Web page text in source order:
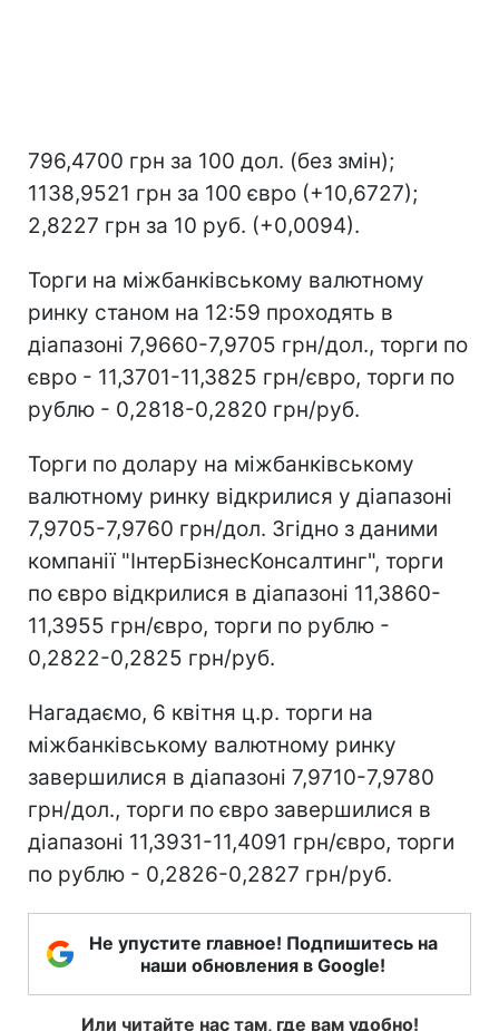
796,4700 грн за 100 дол. (без змін);
1138,9521 грн за 100 євро (+10,6727);
2,8227 грн за 10 руб. (+0,0094).
Торги на міжбанківському валютному
ринку станом на 12:59 проходять в
діапазоні 7,9660-7,9705 грн/дол., торги по
євро - 11,3701-11,3825 грн/євро, торги по
рублю - 0,2818-0,2820 грн/руб.
Торги по долару на міжбанківському
валютному ринку відкрилися у діапазоні
7,9705-7,9760 грн/дол. Згідно з даними
компанії "ІнтерБізнесКонсалтинг", торги
по євро відкрилися в діапазоні 11,3860-
11,3955 грн/євро, торги по рублю -
0,2822-0,2825 грн/руб.
Нагадаємо, 6 квітня ц.р. торги на
міжбанківському валютному ринку
завершилися в діапазоні 7,9710-7,9780
грн/дол., торги по євро завершилися в
діапазоні 11,3931-11,4091 грн/євро, торги
по рублю - 0,2826-0,2827 грн/руб.
Не упустите главное! Подпишитесь на
наши обновления в Google!
Или читайте нас там, где вам удобно!